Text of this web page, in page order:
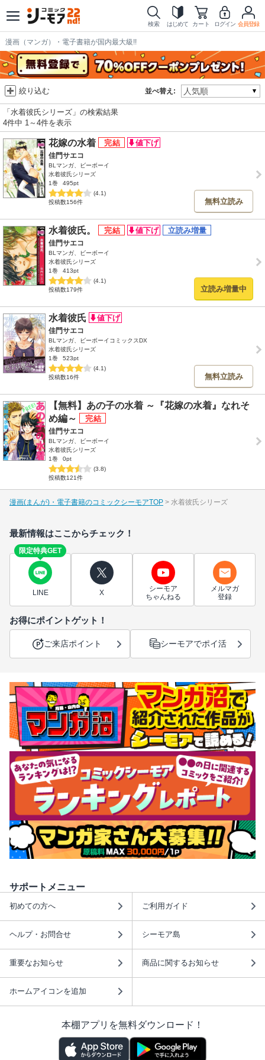
検索 はじめて カート ログイン 会員登録
漫画（マンガ）・電子書籍が国内最大級!!
並べ替え:
絞り込む
「水着彼氏シリーズ」の検索結果
4件中 1～4件を表示
花嫁の水着
佳門サエコ
BLマンガ、ビーボーイ
水着彼氏シリーズ
1巻
495pt
(4.1)
投稿数156件
無料立読み
水着彼氏。
佳門サエコ
BLマンガ、ビーボーイ
水着彼氏シリーズ
1巻
413pt
(4.1)
投稿数179件
立読み増量中
水着彼氏
佳門サエコ
BLマンガ、ビーボーイコミックスDX
水着彼氏シリーズ
1巻
523pt
(4.1)
投稿数16件
無料立読み
【無料】あの子の水着 ～『花嫁の水着』なれそ
め編～
佳門サエコ
BLマンガ、ビーボーイ
水着彼氏シリーズ
1巻
0pt
(3.8)
投稿数121件
漫画(まんが)・電子書籍のコミックシーモアTOP 水着彼氏シリーズ
最新情報はここからチェック！
限定特典GET
LINE X
シーモア
ちゃんねる
メルマガ
登録
お得にポイントゲット！
ご来店ポイント シーモアでポイ活
サポートメニュー
初めての方へ ご利用ガイド
ヘルプ・お問合せ シーモア島
重要なお知らせ 商品に関するお知らせ
ホームアイコンを追加
本棚アプリを無料ダウンロード！